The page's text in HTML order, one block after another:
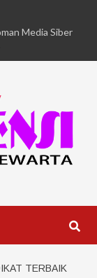
Media Siber
TERBAIK